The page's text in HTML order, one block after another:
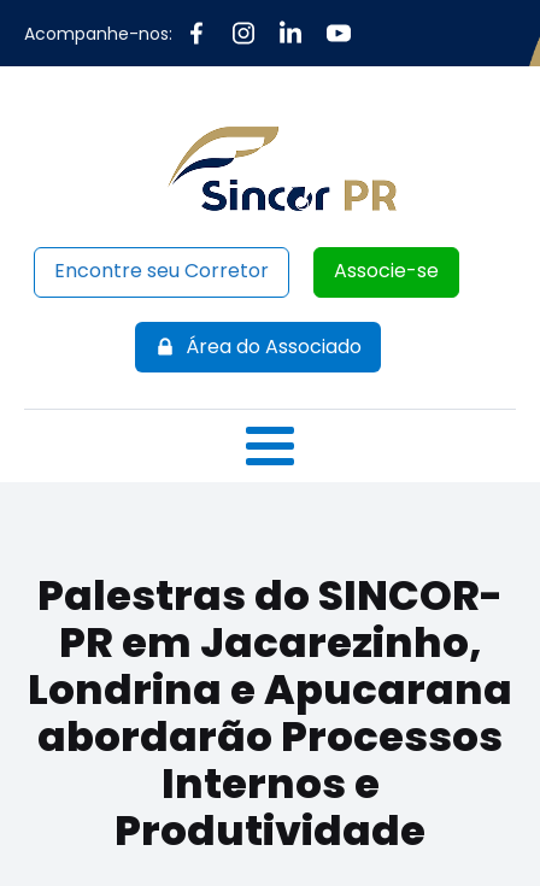
Acompanhe-nos:
Encontre seu Corretor Associe-se
Área do Associado
Palestras do SINCOR-
PR em Jacarezinho,
Londrina e Apucarana
abordarão Processos
Internos e
Produtividade